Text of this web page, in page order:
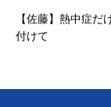
【佐藤】熱中症だ
付けて